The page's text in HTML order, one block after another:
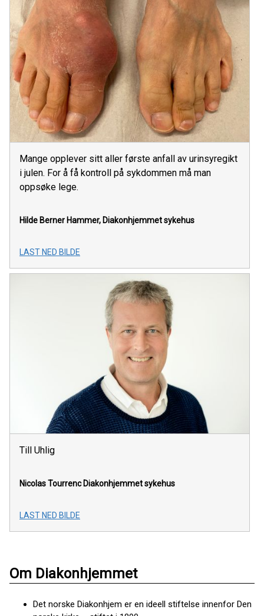
Mange opplever sitt aller første anfall av urinsyregikt
i julen. For å få kontroll på sykdommen må man
oppsøke lege.
Hilde Berner Hammer, Diakonhjemmet sykehus
LAST NED BILDE
Till Uhlig
Nicolas TourrencDiakonhjemmet sykehus
LAST NED BILDE
Om Diakonhjemmet
Det norske Diakonhjem er en ideell stiftelse innenfor Den